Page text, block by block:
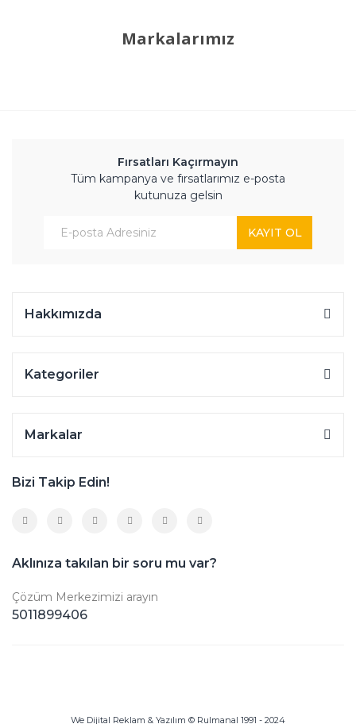
Markalarımız
Fırsatları Kaçırmayın
Tüm kampanya ve fırsatlarımız e-posta
kutunuza gelsin
KAYIT OL
Hakkımızda
Kategoriler
Markalar
Bizi Takip Edin!
Aklınıza takılan bir soru mu var?
Çözüm Merkezimizi arayın
5011899406
We Dijital Reklam & Yazılım © Rulmanal 1991 - 2024